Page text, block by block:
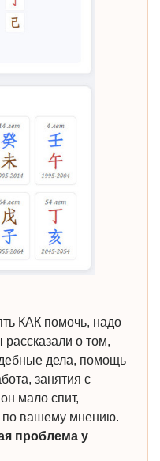
КАК помочь, надо
рассказали о том,
дела, помощь
занятия с
мало спит,
по вашему мнению.
проблема у